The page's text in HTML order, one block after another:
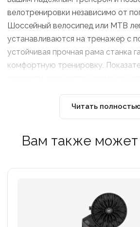
велотренировки независимо от
Шоссейный велосипед или MTB
устанавливаются на тренажер с
устойчивая прочная рама станка
комфортную тренировку.
на экран вашего телефона,
Читать
Вам также может